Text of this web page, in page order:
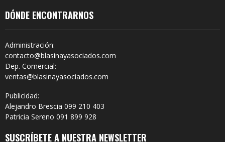
DÓNDE ENCONTRARNOS
Administración:
contacto@blasinayasociados.com
Dep. Comercial:
ventas@blasinayasociados.com
Publicidad:
Alejandro Brescia 099 210 403
Patricia Sereno 091 899 928
SUSCRÍBETE A NUESTRA NEWSLETTER